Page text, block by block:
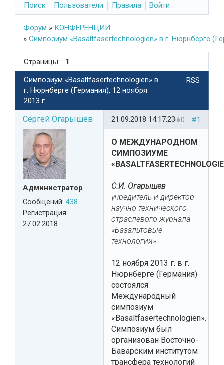
Поиск Пользователи Правила Войти
Форум » КОНФЕРЕНЦИИ
» Симпозиум «Basaltfasertechnologien» в г. Нюрнберге
Страницы: 1
RSS
Симпозиум «Basaltfasertechnologien» в
г. Нюрнберге (Германия), 12 ноября
2013 г.
Сергей Огарышев
Администратор
Сообщений: 438
Регистрация:
27.02.2018
#1
0
21.09.2018 14:17:23
О МЕЖДУНАРОДНОМ
СИМПОЗИУМЕ
С.И. Огарышев
учредитель и директор
научно-технического
отраслевого журнала
«Базальтовые
технологии»
12 ноября 2013 г. в г.
Нюрнберге (Германия)
состоялся
Международный
симпозиум
«Basaltfasertechnologien».
Симпозиум был
организован Восточно-
Баварским институтом
трансфера технологий